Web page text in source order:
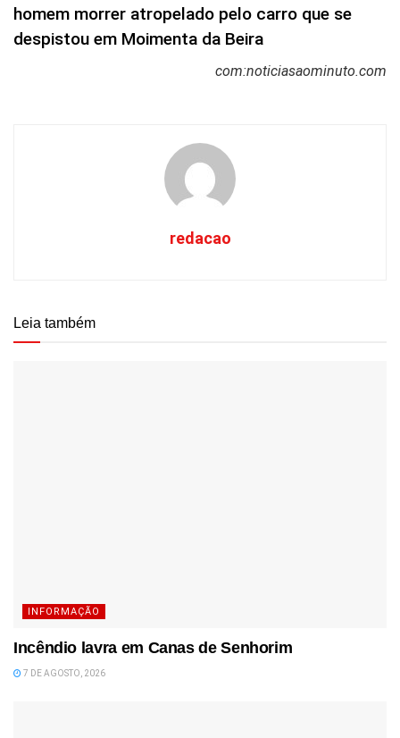
homem morrer atropelado pelo carro que se
despistou em Moimenta da Beira
com:noticiasaominuto.com
redacao
Leia também
INFORMAÇÃO
Incêndio lavra em Canas de Senhorim
7 DE AGOSTO, 2026